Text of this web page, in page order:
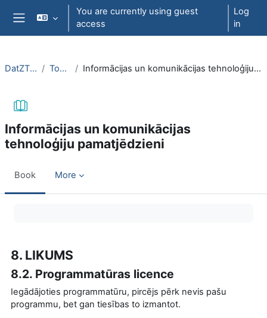
Skip to main content
You are currently using guest
access
Log
in
DatZT008 Topic 1 Informācijas un komunikācijas tehnoloģiju pamatjēdzieni
Informācijas un komunikācijas
tehnoloģiju pamatjēdzieni
Book More
8. LIKUMS
8.2. Programmatūras licence
Iegādājoties programmatūru, pircējs pērk nevis pašu
programmu, bet gan tiesības to izmantot.